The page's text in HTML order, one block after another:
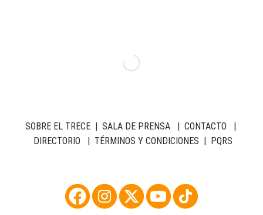
SOBRE EL TRECE| SALA DE PRENSA| CONTACTO |
DIRECTORIO | TÉRMINOS Y CONDICIONES | PQRS